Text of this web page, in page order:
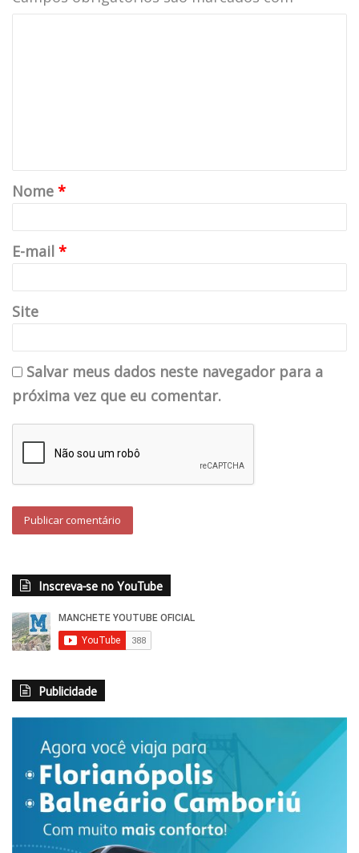
Double You
sucesso dos reis da dance music dos anos 90 não foi eterno
e atualmente toca em churrascarias no Tatuapé (São Paulo),
(SP). Em 2002 Double You se apresentou em Maringá no
Parque de Exposições.
Ice MC
O rapper deixou grandes hits como “Cinema”, “Think About
the Way” e “It´s a Rainy Day” e uma parceria de sucesso com
Nome *
E-mail *
Site
Salvar meus dados neste navegador para a
próxima vez que eu comentar.
Inscreva-se no YouTube
Publicidade